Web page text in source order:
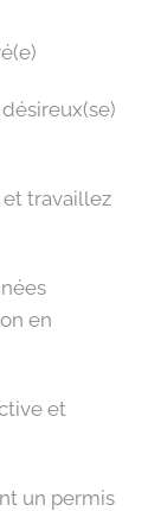
travaillez
en
et
un permis